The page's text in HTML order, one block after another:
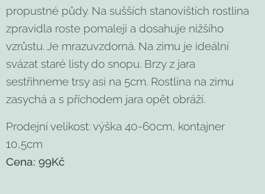
propustné půdy. Na sušších stanovištích rostlina
zpravidla roste pomaleji a dosahuje nižšího
vzrůstu. Je mrazuvzdorná. Na zimu je ideální
svázat staré listy do snopu. Brzy z jara
sestřihneme trsy asi na 5cm. Rostlina na zimu
zasychá a s příchodem jara opět obráží.
Prodejní velikost: výška 40-60cm, kontajner
10,5cm
Cena: 99Kč